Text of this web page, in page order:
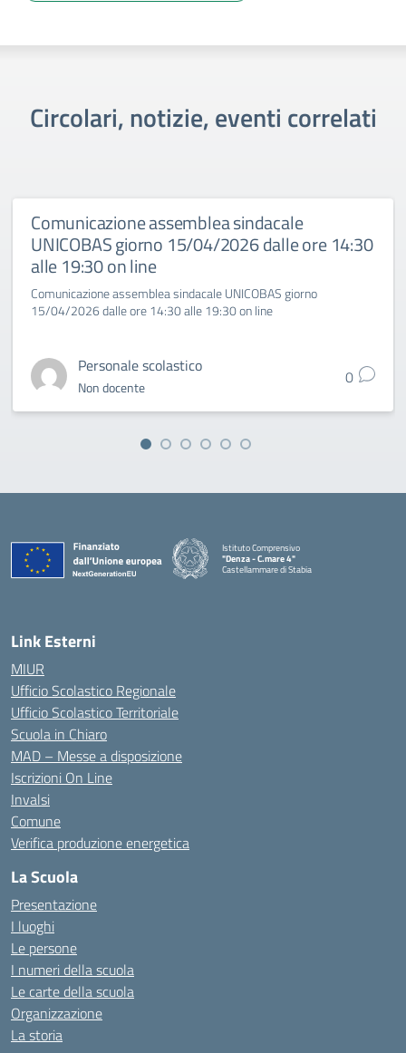
Circolari, notizie, eventi correlati
Comunicazione assemblea sindacale
UNICOBAS giorno 15/04/2026 dalle ore 14:30
alle 19:30 on line
Comunicazione assemblea sindacale UNICOBAS giorno
15/04/2026 dalle ore 14:30 alle 19:30 on line
Personale scolastico
Non docente 0
Istituto Comprensivo
"Denza - C.mare 4"
Castellammare di Stabia
Link Esterni
MIUR
Ufficio Scolastico Regionale
Ufficio Scolastico Territoriale
Scuola in Chiaro
MAD – Messe a disposizione
Iscrizioni On Line
Invalsi
Comune
Verifica produzione energetica
La Scuola
Presentazione
I luoghi
Le persone
I numeri della scuola
Le carte della scuola
Organizzazione
La storia